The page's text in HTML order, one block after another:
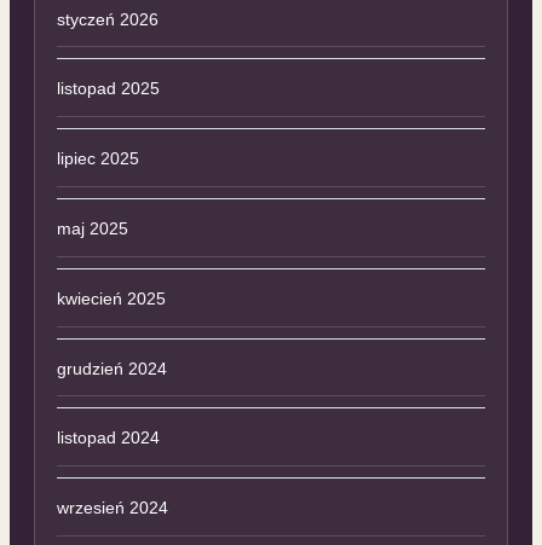
styczeń 2026
listopad 2025
lipiec 2025
maj 2025
kwiecień 2025
grudzień 2024
listopad 2024
wrzesień 2024